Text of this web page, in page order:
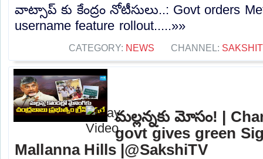
వాట్సాప్ కు కేంద్రం నోటీసులు..: Govt orders
username feature rollout.....»»
CATEGORY: NEWS CHANNEL:
మల్లన్నకు మోసం! |
govt gives green
Mallanna Hills |@SakshiTV